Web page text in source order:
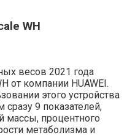
WH
весов 2021 года
от компании HUAWEI.
этого устройства
9 показателей,
массы, процентного
метаболизма и